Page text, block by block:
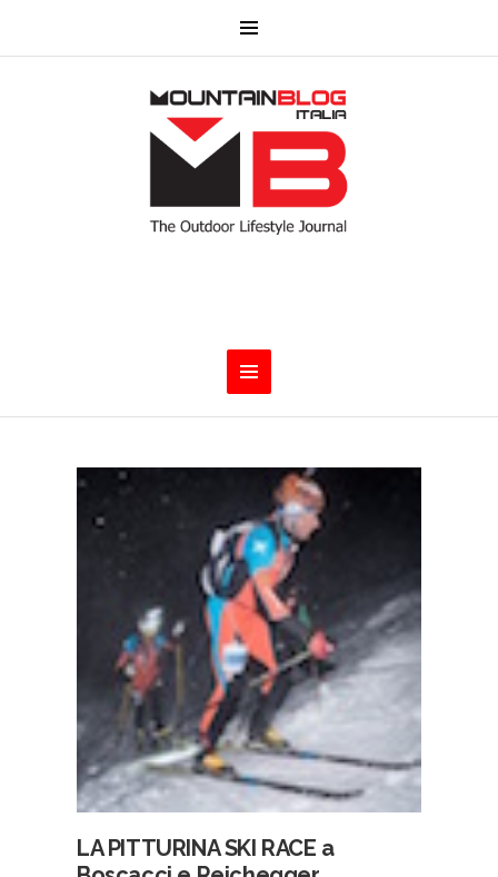
LA PITTURINA SKI RACE a